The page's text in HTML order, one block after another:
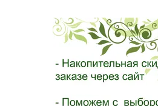
ЮРЛИЦАМ
ОДНОЛЕТНИЕ